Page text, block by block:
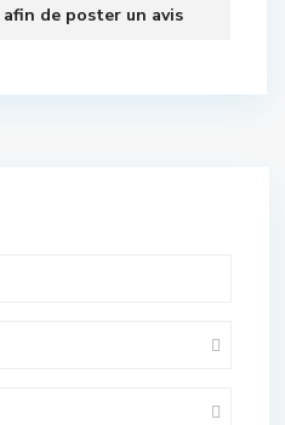
afin de poster un avis